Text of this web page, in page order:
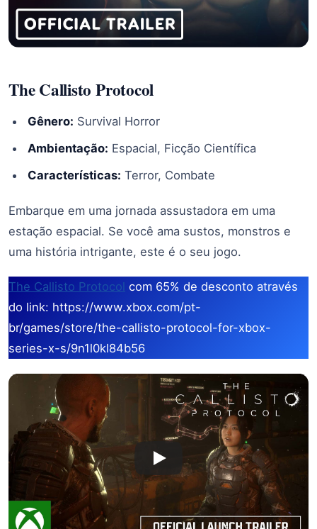
The Callisto Protocol
Gênero: Survival Horror
Ambientação: Espacial, Ficção Científica
Características: Terror, Combate
Embarque em uma jornada assustadora em uma
estação espacial. Se você ama sustos, monstros e
uma história intrigante, este é o seu jogo.
The Callisto Protocol com 65% de desconto através
do link: https://www.xbox.com/pt-
br/games/store/the-callisto-protocol-for-xbox-
series-x-s/9n1l0kl84b56